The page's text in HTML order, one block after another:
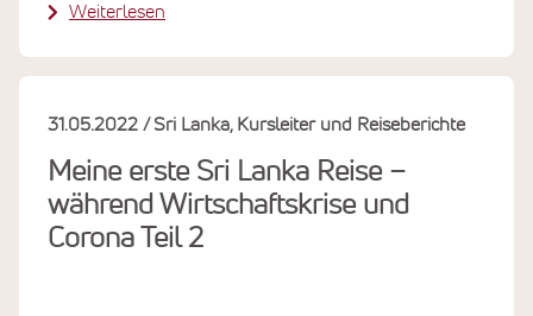
Weiterlesen
Meine erste Sri Lanka Reise –
während Wirtschaftskrise und
Corona Teil 2
31.05.2022 Sri Lanka Kursleiter und Reiseberichte